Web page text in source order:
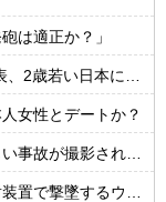
は適正か？」
負けると歴史的屈辱｣
女性とデートか？
故が撮影される。
墜するウクライナ。